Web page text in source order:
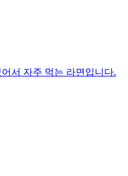
서 자주 먹는 라면입니다.